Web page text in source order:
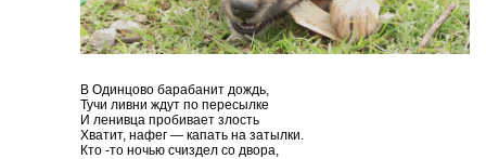
В Одинцово барабанит дождь,
Тучи ливни ждут по пересылке
И ленивца пробивает злость
Хватит, нафег — капать на затылки.
Кто -то ночью счиздел со двора,